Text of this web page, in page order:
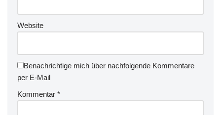
Website
Benachrichtige mich über nachfolgende Kommentare
per E-Mail
Kommentar *